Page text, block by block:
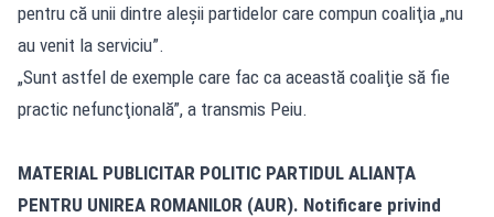
pentru că unii dintre aleşii partidelor care compun coaliţia „nu
au venit la serviciu”.
„Sunt astfel de exemple care fac ca această coaliţie să fie
practic nefuncţională”, a transmis Peiu.
MATERIAL PUBLICITAR POLITIC PARTIDUL ALIANȚA
PENTRU UNIREA ROMANILOR (AUR). Notificare privind